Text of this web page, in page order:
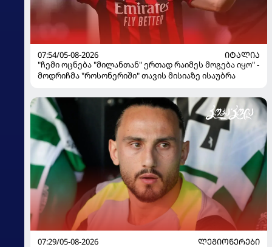
07:54/05-08-2026
ᲘᲢᲐᲚᲘᲐ
"ჩემი ოცნება "მილანთან" ერთად რაიმეს მოგება იყო" -
მოდრიჩმა "როსონერიში" თავის მისიაზე ისაუბრა
07:29/05-08-2026
ᲚᲔᲒᲘᲝᲜᲔᲠᲔᲑᲘ